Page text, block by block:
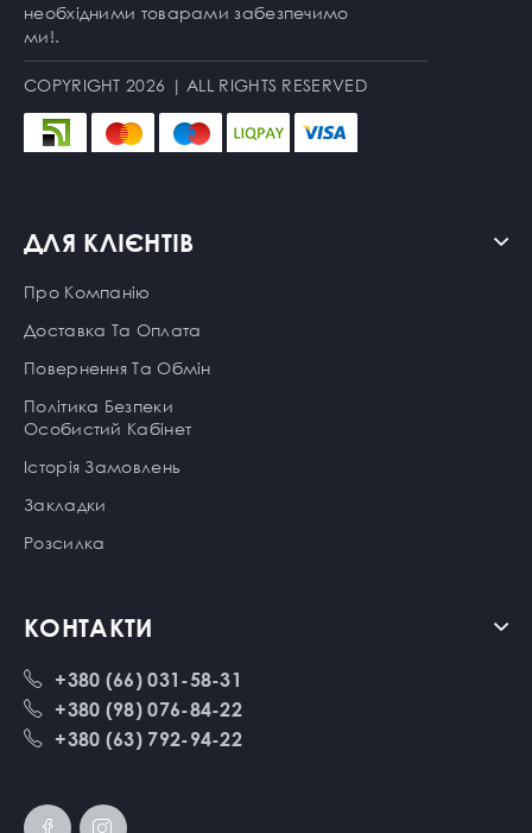
необхідними товарами забезпечимо
ми!.
COPYRIGHT 2026 | ALL RIGHTS RESERVED
ДЛЯ КЛІЄНТІВ
Про Компанію
Доставка Та Оплата
Повернення Та Обмін
Політика Безпеки
Особистий Кабінет
Історія Замовлень
Закладки
Розсилка
КОНТАКТИ
+380 (66) 031-58-31
+380 (98) 076-84-22
+380 (63) 792-94-22